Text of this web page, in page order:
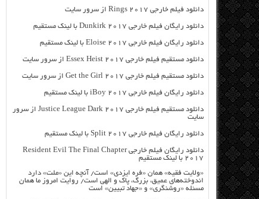
دانلود فیلم خارجی Rings 2017 از سرور سایت
دانلود رایگان فیلم خارجی Dunkirk 2017 با لینک مستقیم
دانلود رایگان فیلم خارجی Eloise 2017 با لینک مستقیم
دانلود مستقیم فیلم خارجی Essex Heist 2017 از سرور سایت
دانلود مستقیم فیلم خارجی Get the Girl 2017 از سرور سایت
دانلود رایگان فیلم خارجی iBoy 2017 با لینک مستقیم
دانلود مستقیم فیلم خارجی Justice League Dark 2017 از سرور
سایت
دانلود رایگان فیلم خارجی Split 2017 با لینک مستقیم
دانلود رایگان فیلم خارجی Resident Evil The Final Chapter
2017 با لینک مستقیم
«ولایت فقیه» همان «فره ایزدی» است/ آنچه این «ملت» دارد
اندوخته‌های عمیق، بزرگ، پاک و الهی است/ روایت امروز ما همان
مسئله «روشنگری» و «جهاد تبیین» است